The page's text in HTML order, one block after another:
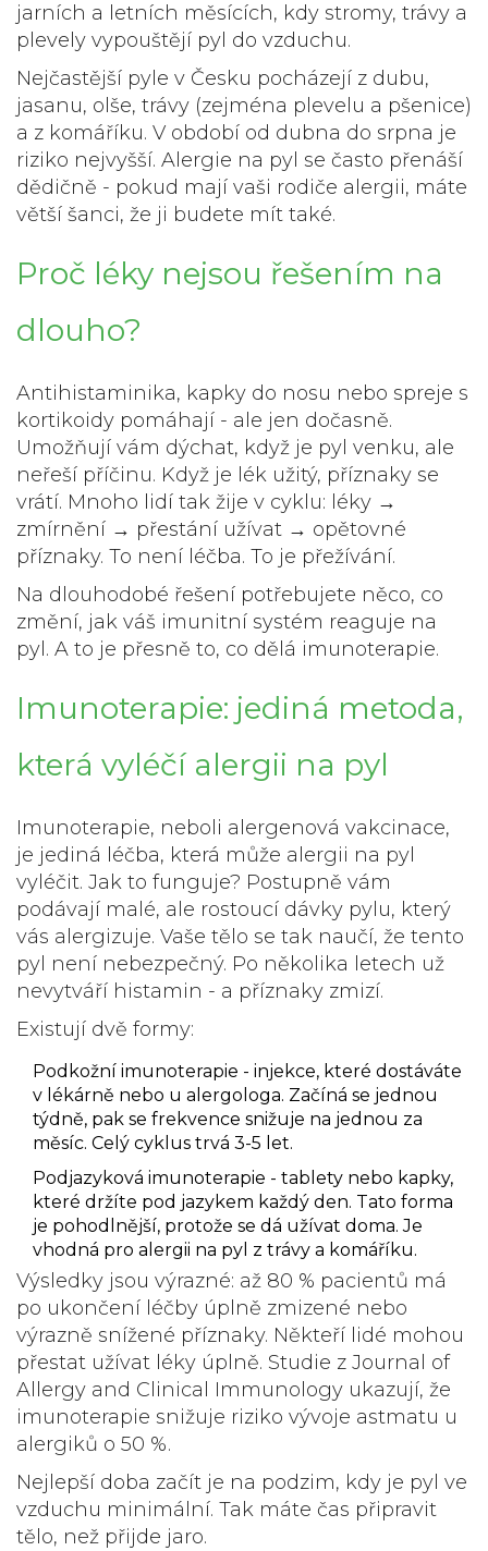
jarních a letních měsících, kdy stromy, trávy a
plevely vypouštějí pyl do vzduchu.
Nejčastější pyle v Česku pocházejí z dubu,
jasanu, olše, trávy (zejména plevelu a pšenice)
a z komáříku. V období od dubna do srpna je
riziko nejvyšší. Alergie na pyl se často přenáší
dědičně - pokud mají vaši rodiče alergii, máte
větší šanci, že ji budete mít také.
Proč léky nejsou řešením na
dlouho?
Antihistaminika, kapky do nosu nebo spreje s
kortikoidy pomáhají - ale jen dočasně.
Umožňují vám dýchat, když je pyl venku, ale
neřeší příčinu. Když je lék užitý, příznaky se
vrátí. Mnoho lidí tak žije v cyklu: léky →
zmírnění → přestání užívat → opětovné
příznaky. To není léčba. To je přežívání.
Na dlouhodobé řešení potřebujete něco, co
změní, jak váš imunitní systém reaguje na
pyl. A to je přesně to, co dělá imunoterapie.
Imunoterapie: jediná metoda,
která vyléčí alergii na pyl
Imunoterapie, neboli alergenová vakcinace,
je jediná léčba, která může alergii na pyl
vyléčit. Jak to funguje? Postupně vám
podávají malé, ale rostoucí dávky pylu, který
vás alergizuje. Vaše tělo se tak naučí, že tento
pyl není nebezpečný. Po několika letech už
nevytváří histamin - a příznaky zmizí.
Existují dvě formy:
Podkožní imunoterapie - injekce, které dostáváte
v lékárně nebo u alergologa. Začíná se jednou
týdně, pak se frekvence snižuje na jednou za
měsíc. Celý cyklus trvá 3-5 let.
Podjazyková imunoterapie - tablety nebo kapky,
které držíte pod jazykem každý den. Tato forma
je pohodlnější, protože se dá užívat doma. Je
vhodná pro alergii na pyl z trávy a komáříku.
Výsledky jsou výrazné: až 80 % pacientů má
po ukončení léčby úplně zmizené nebo
výrazně snížené příznaky. Někteří lidé mohou
přestat užívat léky úplně. Studie z Journal of
Allergy and Clinical Immunology ukazují, že
imunoterapie snižuje riziko vývoje astmatu u
alergiků o 50 %.
Nejlepší doba začít je na podzim, kdy je pyl ve
vzduchu minimální. Tak máte čas připravit
tělo, než přijde jaro.